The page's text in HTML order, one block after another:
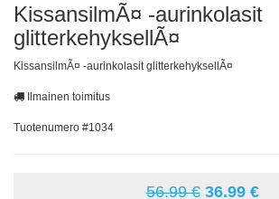
KissansilmÃ¤ -aurinkolasit
glitterkehyksellÃ¤
KissansilmÃ¤ -aurinkolasit glitterkehyksellÃ¤
Ilmainen toimitus
Tuotenumero #1034
56.99 € 36.99 €